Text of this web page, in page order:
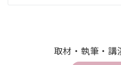
取材・執筆・講